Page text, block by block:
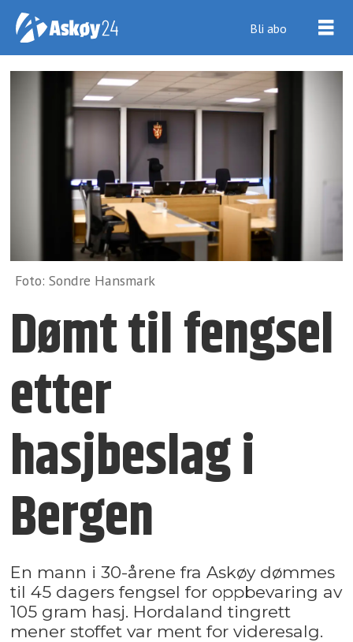
Bli abo
Foto: Sondre Hansmark
Dømt til fengsel
etter
hasjbeslag i
Bergen
En mann i 30-årene fra Askøy dømmes
til 45 dagers fengsel for oppbevaring av
105 gram hasj. Hordaland tingrett
mener stoffet var ment for videresalg.